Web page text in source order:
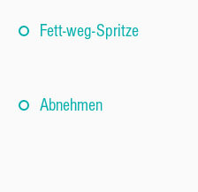
Fett-weg-Spritze
Abnehmen